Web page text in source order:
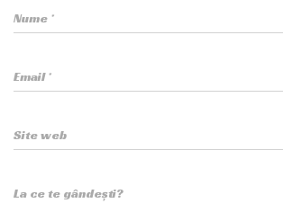
Nume *
Email*
Site web
La ce te gândești?